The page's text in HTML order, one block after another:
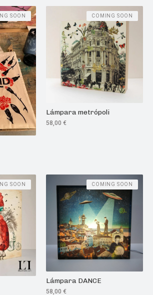
SOON
Lámpara metrópoli
58,00 €
COMING SOON
SOON
Lámpara DANCE
58,00 €
COMING SOON